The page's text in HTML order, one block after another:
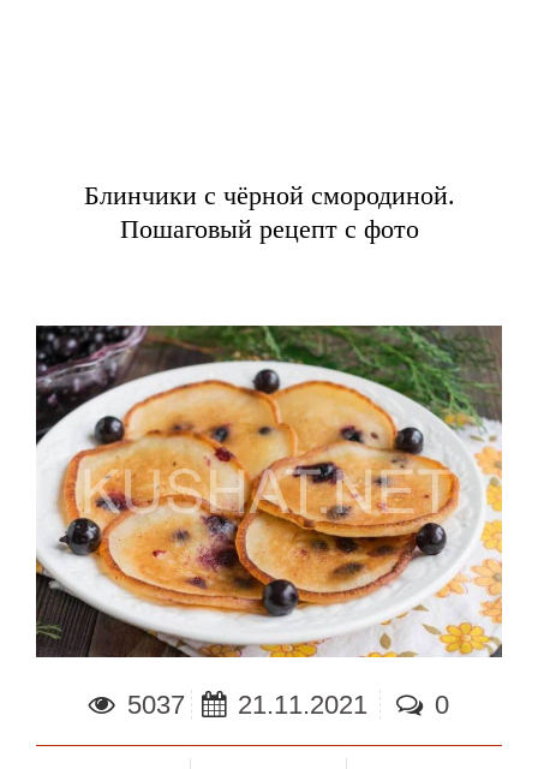
Блинчики с чёрной смородиной.
Пошаговый рецепт с фото
5037 21.11.2021 0